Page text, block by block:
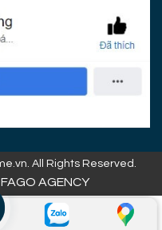
All Rights Reserved.
FAGO AGENCY